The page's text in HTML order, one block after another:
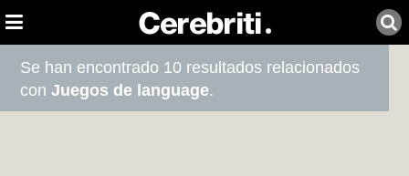
Se han encontrado 10 resultados relacionados
conJuegos de language.